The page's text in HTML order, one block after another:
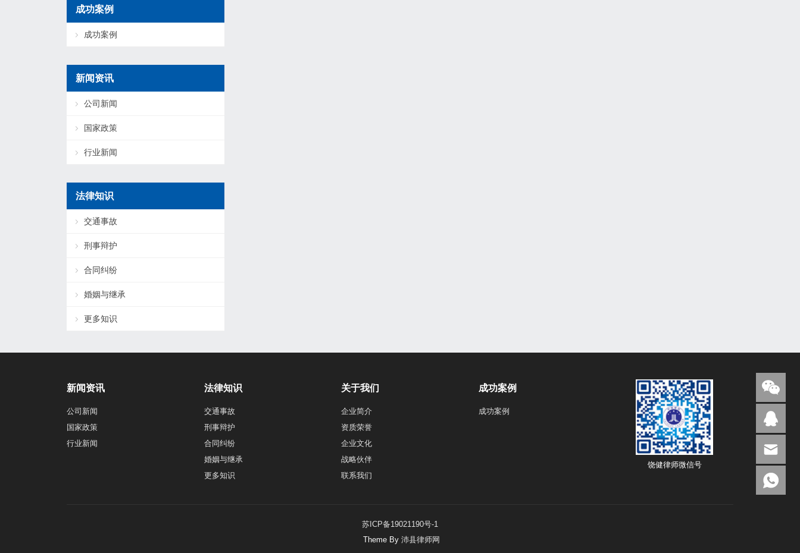
成功案例
成功案例
新闻资讯
公司新闻
国家政策
行业新闻
法律知识
交通事故
刑事辩护
合同纠纷
婚姻与继承
更多知识
新闻资讯
公司新闻
国家政策
行业新闻
法律知识
交通事故
刑事辩护
合同纠纷
婚姻与继承
更多知识
关于我们
企业简介
资质荣誉
企业文化
战略伙伴
联系我们
成功案例
成功案例
饶健律师微信号
苏ICP备19021190号-1
Theme By 沛县律师网